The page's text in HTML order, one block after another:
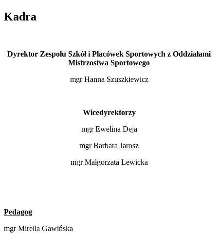
Kadra
Dyrektor Zespołu Szkół i Placówek Sportowych z Oddziałami
Mistrzostwa Sportowego
mgr Hanna Szuszkiewicz
Wicedyrektorzy
mgr Ewelina Deja
mgr Barbara Jarosz
mgr Małgorzata Lewicka
Pedagog
mgr Mirella Gawińska